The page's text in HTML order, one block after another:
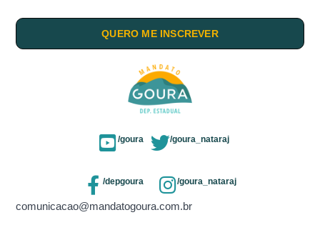
QUERO ME INSCREVER
/goura /goura_nataraj
/depgoura /goura_nataraj
comunicacao@mandatogoura.com.br